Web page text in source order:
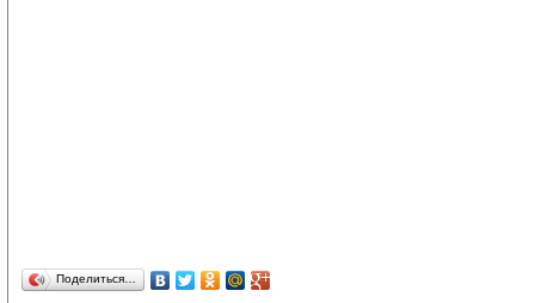
Поделиться…